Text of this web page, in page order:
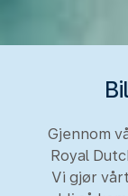
Gjennom
Royal
Vi gjør